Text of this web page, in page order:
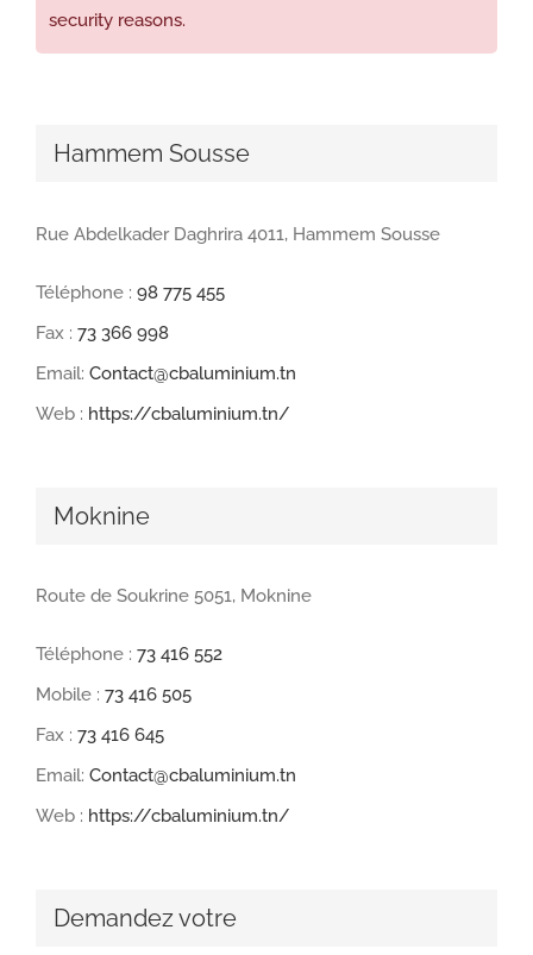
security reasons.
Hammem Sousse
Rue Abdelkader Daghrira 4011, Hammem Sousse
Téléphone : 98 775 455
Fax : 73 366 998
Email: Contact@cbaluminium.tn
Web : https://cbaluminium.tn/
Moknine
Route de Soukrine 5051, Moknine
Téléphone : 73 416 552
Mobile : 73 416 505
Fax : 73 416 645
Email: Contact@cbaluminium.tn
Web : https://cbaluminium.tn/
Demandez votre